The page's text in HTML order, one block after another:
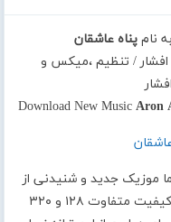
نام پناه عاشقان
افشار / تنظیم ،میکس و
Download New Music Aron
موزیک جدید و شنیدنی از
با دو کیفیت متفاوت ۱۲۸ و ۳۲۰